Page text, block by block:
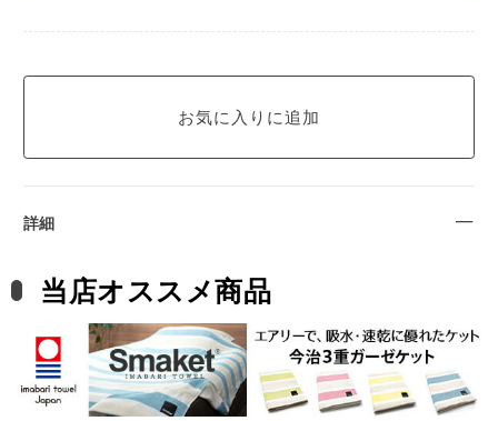
詳細
当店オススメ商品